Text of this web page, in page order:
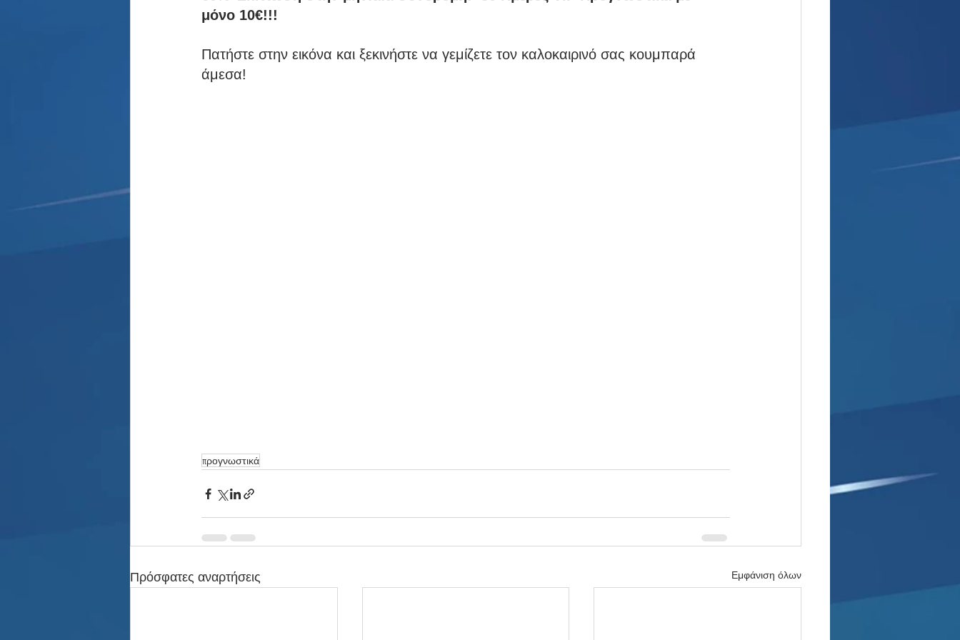
Παρασκήνιο Κριστιάνο Ρονάλντο Κόνφερενς Λιγκ UEFA Ρονάλντο
μόνο 10€!!!
Πατήστε στην εικόνα και ξεκινήστε να γεμίζετε τον καλοκαιρινό σας κουμπαρά
άμεσα!
προγνωστικά
Πρόσφατες αναρτήσεις Εμφάνιση όλων